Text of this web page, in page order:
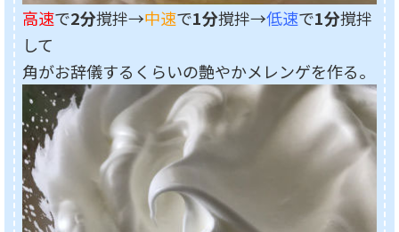
高速で2分撹拌→中速で1分撹拌→低速で1分撹拌
して
角がお辞儀するくらいの艶やかメレンゲを作る。